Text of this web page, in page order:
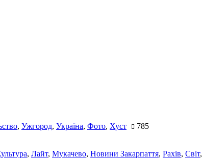
, Ужгород, Україна, Фото, Хуст 785
, Лайт, Мукачево, Новини Закарпаття, Рахів, Світ,